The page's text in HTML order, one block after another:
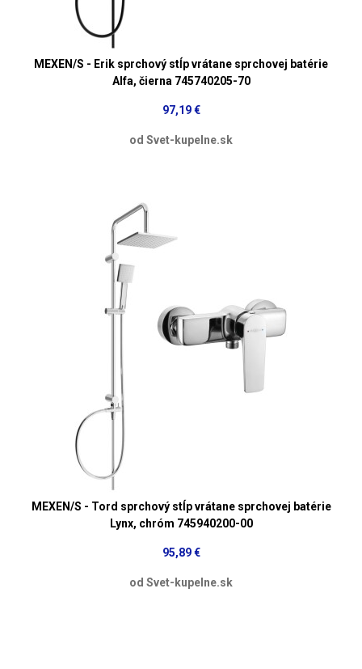
MEXEN/S - Erik sprchový stĺp vrátane sprchovej batérie
Alfa, čierna 745740205-70
97,19 €
od Svet-kupelne.sk
MEXEN/S - Tord sprchový stĺp vrátane sprchovej batérie
Lynx, chróm 745940200-00
95,89 €
od Svet-kupelne.sk